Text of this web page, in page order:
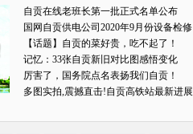
自贡在线老班长第一批正式名单公布
国网自贡供电公司2020年9月份设备检修
对外
【话题】自贡的菜好贵，吃不起了！
记忆：33张自贡新旧对比图感悟变化
厉害了，国务院点名表扬我们自贡！
多图实拍,震撼直击!自贡高铁站最新进展